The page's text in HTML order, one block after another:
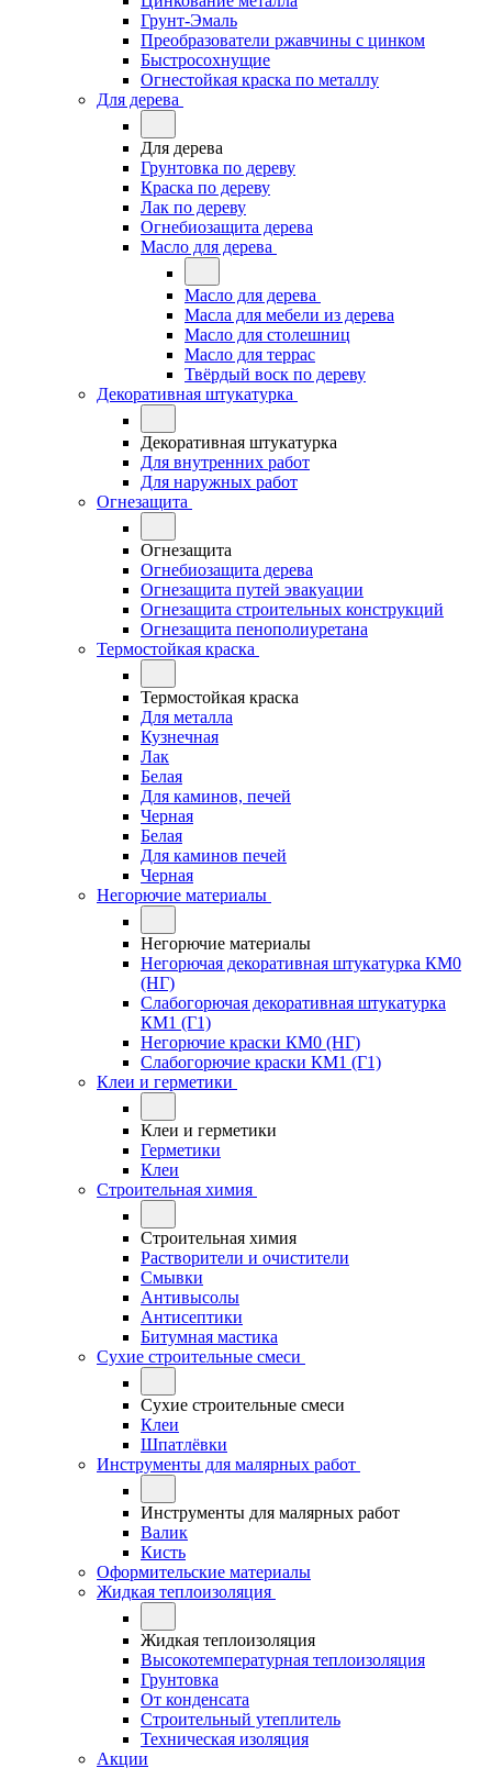
Грунт-Эмаль
Преобразователи ржавчины с цинком
Быстросохнущие
Огнестойкая краска по металлу
Для дерева
Для дерева
Грунтовка по дереву
Краска по дереву
Лак по дереву
Огнебиозащита дерева
Масло для дерева
Масло для дерева
Масла для мебели из дерева
Масло для столешниц
Масло для террас
Твёрдый воск по дереву
Декоративная штукатурка
Декоративная штукатурка
Для внутренних работ
Для наружных работ
Огнезащита
Огнезащита
Огнебиозащита дерева
Огнезащита путей эвакуации
Огнезащита строительных конструкций
Огнезащита пенополиуретана
Термостойкая краска
Термостойкая краска
Для металла
Кузнечная
Лак
Белая
Для каминов, печей
Черная
Белая
Для каминов печей
Черная
Негорючие материалы
Негорючие материалы
Негорючая декоративная штукатурка КМ0
(НГ)
Слабогорючая декоративная штукатурка
КМ1 (Г1)
Негорючие краски КМ0 (НГ)
Слабогорючие краски КМ1 (Г1)
Клеи и герметики
Клеи и герметики
Герметики
Клеи
Строительная химия
Строительная химия
Растворители и очистители
Смывки
Антивысолы
Антисептики
Битумная мастика
Сухие строительные смеси
Сухие строительные смеси
Клеи
Шпатлёвки
Инструменты для малярных работ
Инструменты для малярных работ
Валик
Кисть
Оформительские материалы
Жидкая теплоизоляция
Жидкая теплоизоляция
Высокотемпературная теплоизоляция
Грунтовка
От конденсата
Строительный утеплитель
Техническая изоляция
Акции